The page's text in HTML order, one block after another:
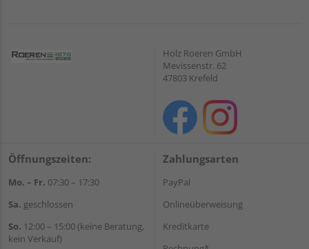
Holz Roeren GmbH
Mevissenstr. 62
47803 Krefeld
Öffnungszeiten:
Mo. – Fr. 07:30 – 17:30
Sa. geschlossen
So. 12:00 – 15:00 (keine Beratung,
kein Verkauf)
Zahlungsarten
PayPal
Onlineüberweisung
Kreditkarte